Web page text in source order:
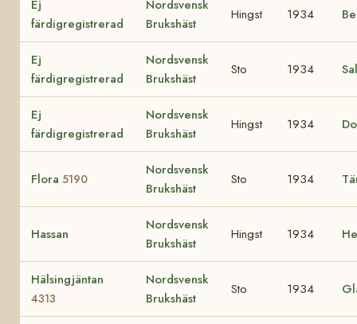
Ej
färdigregistrerad
Nordsvensk
Brukshäst
Hingst 1934
Ej
färdigregistrerad
Nordsvensk
Brukshäst
Sto 1934
Ej
färdigregistrerad
Nordsvensk
Brukshäst
Hingst 1934
Flora 5190
Nordsvensk
Brukshäst
Sto 1934
Hassan
Nordsvensk
Brukshäst
Hingst 1934
Hälsingjäntan
4313
Nordsvensk
Brukshäst
Sto 1934